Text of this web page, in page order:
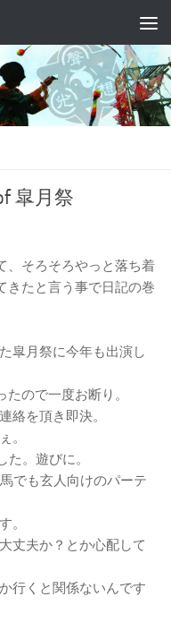
皐月祭
、そろそろやっと落ち着
きたと言う事で日記の巻
皐月祭に今年も出演し
たので一度お断り。
絡を頂き即決。
。
た。遊びに。
でも玄人向けのパーテ
。
丈夫か？とか心配して
行くと関係ないんです